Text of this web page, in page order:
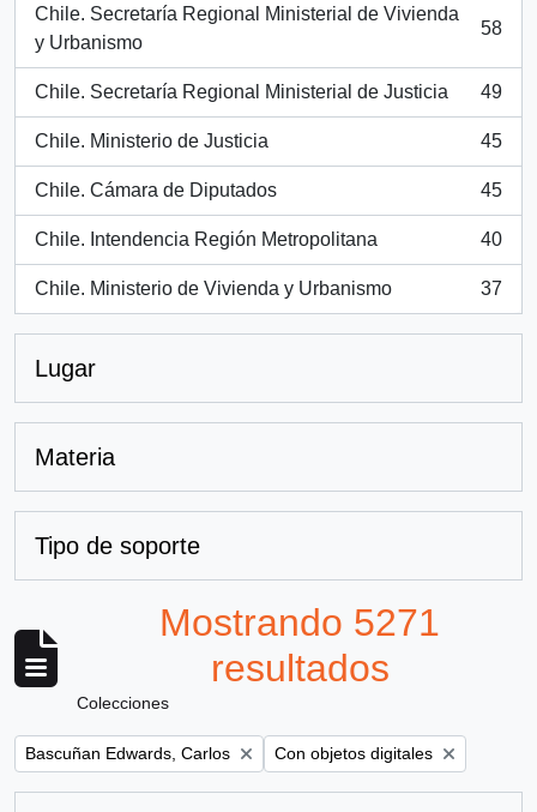
Chile. Secretaría Regional Ministerial de Vivienda
y Urbanismo
, 58 resultados
58
Chile. Secretaría Regional Ministerial de Justicia
, 49 resultados
49
Chile. Ministerio de Justicia
, 45 resultados
45
Chile. Cámara de Diputados
, 45 resultados
45
Chile. Intendencia Región Metropolitana
, 40 resultados
40
Chile. Ministerio de Vivienda y Urbanismo
, 37 resultados
37
Lugar
Materia
Tipo de soporte
Mostrando 5271
resultados
Colecciones
Remove filter:
Bascuñan Edwards, Carlos Remove filter:
Con objetos digitales